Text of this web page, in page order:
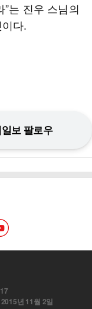
는 진우 스님의
다.
보 팔로우
년 11월 2일